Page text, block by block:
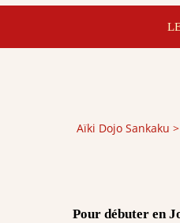
Aïki Dojo Sankaku >
Pour débuter en